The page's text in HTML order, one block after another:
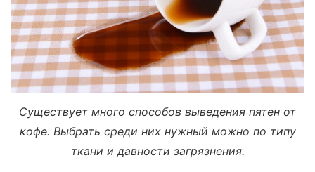
Существует много способов выведения пятен от
кофе. Выбрать среди них нужный можно по типу
ткани и давности загрязнения.